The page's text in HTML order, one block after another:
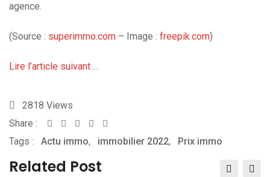
agence.
(Source : superimmo.com – Image : freepik.com)
Lire l’article suivant …
2818 Views
Share :
Whatsapp
Share
via
Email
Tags : Actu immo, immobilier 2022, Prix immo
Related Post